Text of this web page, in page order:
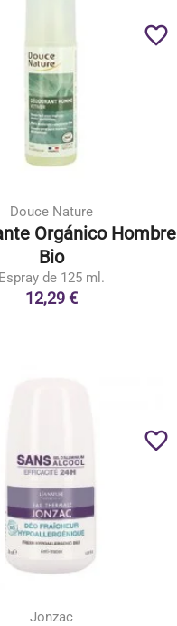
Douce Nature
Orgánico Hombre
Bio
Espray de 125 ml.
12,29 €
favorite_border
Jonzac
favorite_border